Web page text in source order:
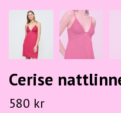
Cerise
580 kr